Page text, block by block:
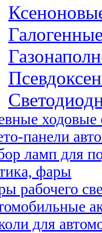
ходовые
панели
ламп для
фары
рабочего
для